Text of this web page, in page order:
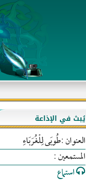
يُبث في الإذاعة
العنوان :طُوبَى لِلْغُرَبَاءِ
المستمعين :
استماع